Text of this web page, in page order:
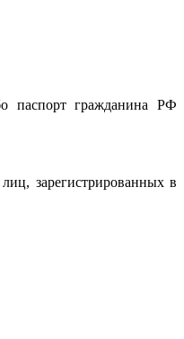
паспорт гражданина РФ
зарегистрированных в